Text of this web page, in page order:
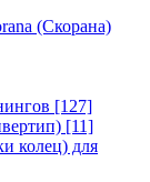
(Скорана)
[127]
[11]
колец) для